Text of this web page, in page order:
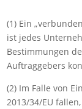
(1) Ein
ist jedes
Bestimmungen
Auftraggebers
(2) Im Falle von
2013/34/EU